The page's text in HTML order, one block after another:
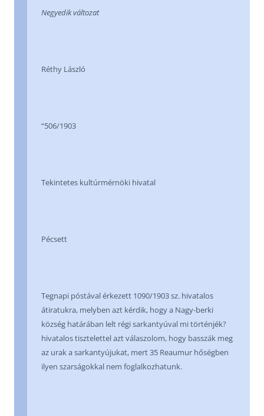
Negyedik változat
Réthy László
“506/1903
Tekintetes kultúrmérnöki hivatal
Pécsett
Tegnapi póstával érkezett 1090/1903 sz. hivatalos
átiratukra, melyben azt kérdik, hogy a Nagy-berki
község határában lelt régi sarkantyúval mi történjék?
hivatalos tisztelettel azt válaszolom, hogy basszák meg
az urak a sarkantyújukat, mert 35 Reaumur hőségben
ilyen szarságokkal nem foglalkozhatunk.